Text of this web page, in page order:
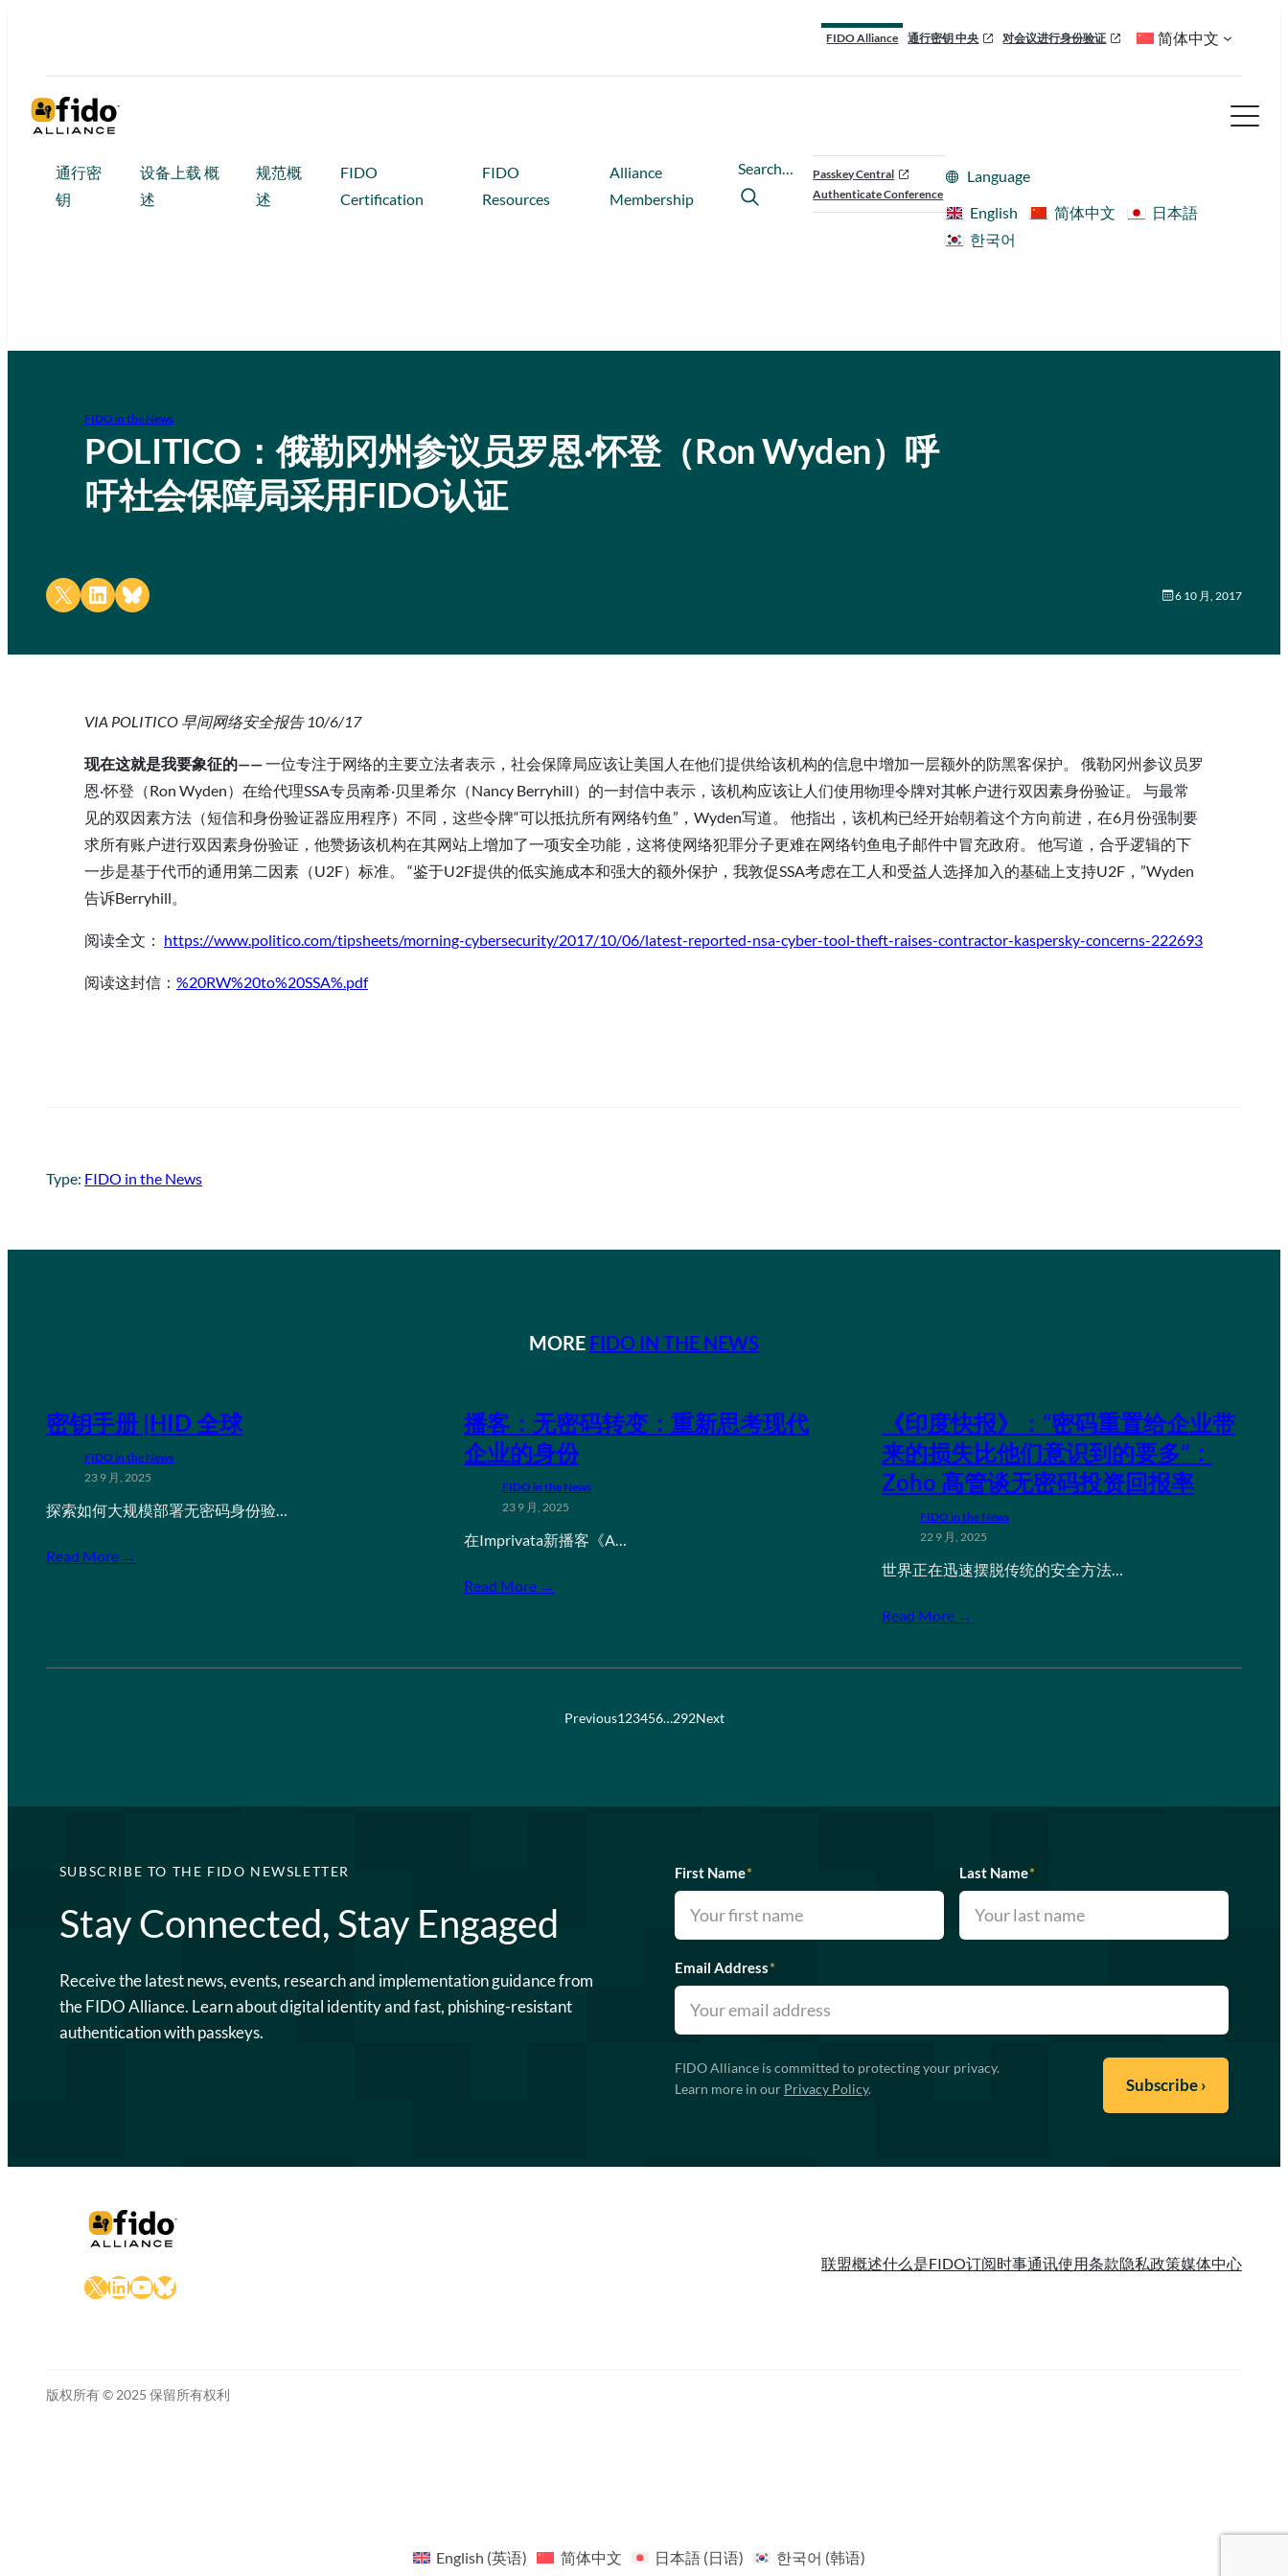
FIDO Alliance 通行密钥 中央 对会议进行身份验证 简体中文
通行密
钥
设备上载 概
述
规范概
述
FIDO
Certification
FIDO
Resources
Alliance
Membership
Search…
Passkey Central
Authenticate Conference
Language
English
简体中文
日本語
한국어
FIDO in the News
POLITICO：俄勒冈州参议员罗恩·怀登（Ron Wyden）呼
吁社会保障局采用FIDO认证
Share on X Share on LinkedIn
Share on Bluesky 6 10 月, 2017
VIA POLITICO 早间网络安全报告 10/6/17
现在这就是我要象征的——一位专注于网络的主要立法者表示，社会保障局应该让美国人在他们提供给该机构的信息中增加一层额外的防黑客保护。 俄勒冈州参议员罗
恩·怀登（Ron Wyden）在给代理SSA专员南希·贝里希尔（Nancy Berryhill）的一封信中表示，该机构应该让人们使用物理令牌对其帐户进行双因素身份验证。 与最常
见的双因素方法（短信和身份验证器应用程序）不同，这些令牌“可以抵抗所有网络钓鱼”，Wyden写道。 他指出，该机构已经开始朝着这个方向前进，在6月份强制要
求所有账户进行双因素身份验证，他赞扬该机构在其网站上增加了一项安全功能，这将使网络犯罪分子更难在网络钓鱼电子邮件中冒充政府。 他写道，合乎逻辑的下
一步是基于代币的通用第二因素（U2F）标准。 “鉴于U2F提供的低实施成本和强大的额外保护，我敦促SSA考虑在工人和受益人选择加入的基础上支持U2F，”Wyden
告诉Berryhill。
阅读全文： https://www.politico.com/tipsheets/morning-cybersecurity/2017/10/06/latest-reported-nsa-cyber-tool-theft-raises-contractor-kaspersky-concerns-222693
阅读这封信： %20RW%20to%20SSA%.pdf
Type: FIDO in the News
MORE FIDO IN THE NEWS
密钥手册 |HID 全球
FIDO in the News
23 9 月, 2025
探索如何大规模部署无密码身份验…
Read More →
播客：无密码转变：重新思考现代
企业的身份
FIDO in the News
23 9 月, 2025
在Imprivata新播客《A…
Read More →
《印度快报》：“密码重置给企业带
来的损失比他们意识到的要多”：
Zoho 高管谈无密码投资回报率
FIDO in the News
22 9 月, 2025
世界正在迅速摆脱传统的安全方法…
Read More →
Previous123456…292Next
SUBSCRIBE TO THE FIDO NEWSLETTER
Stay Connected, Stay Engaged
Receive the latest news, events, research and implementation guidance from
the FIDO Alliance. Learn about digital identity and fast, phishing-resistant
authentication with passkeys.
First Name* Last Name*
Email Address*
FIDO Alliance is committed to protecting your privacy.
Learn more in our Privacy Policy.
X LinkedIn
YouTube
Bluesky
联盟概述什么是FIDO订阅时事通讯使用条款隐私政策媒体中心
版权所有 © 2025 保留所有权利
English (英语) 简体中文 日本語(日语) 한국어 (韩语)